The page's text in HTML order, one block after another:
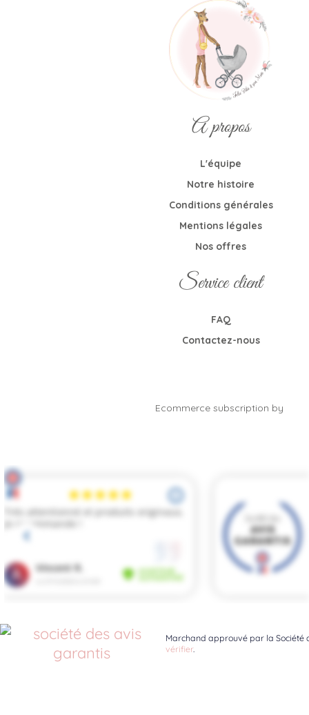
A propos
L'équipe
Notre histoire
Conditions générales
Mentions légales
Nos offres
Service client
FAQ
Contactez-nous
Ecommerce subscription by
Marchand approuvé par la Société
vérifier.